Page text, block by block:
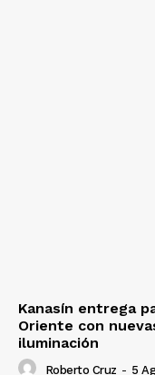
Kanasín entrega
Oriente con
iluminación
Roberto Cruz - 5